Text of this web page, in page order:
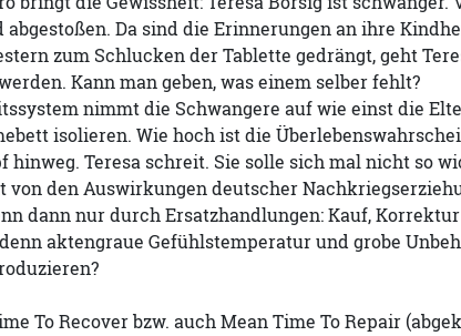
abgestoßen. Da sind die Erinnerungen an ihre
zum Schlucken der Tablette gedrängt, geht
Kann man geben, was einem selber fehlt?
nimmt die Schwangere auf wie einst die
isolieren. Wie hoch ist die
hinweg. Teresa schreit. Sie solle sich mal nicht so
von den Auswirkungen deutscher
dann nur durch Ersatzhandlungen: Kauf,
aktengraue Gefühlstemperatur und grobe
To Recover bzw. auch Mean Time To Repair